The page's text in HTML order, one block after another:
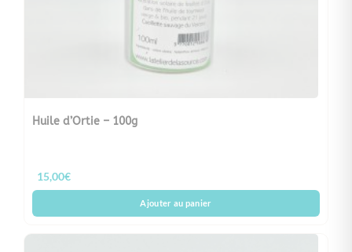
Huile d’Ortie – 100g
15,00€
Ajouter au panier